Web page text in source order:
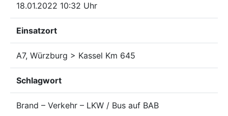
18.01.2022 10:32 Uhr
Einsatzort
A7, Würzburg > Kassel Km 645
Schlagwort
Brand – Verkehr – LKW / Bus auf BAB